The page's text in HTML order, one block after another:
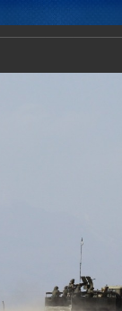
2018»